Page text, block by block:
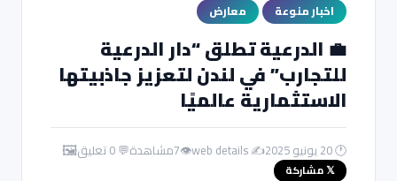
اخبار منوعة معارض
💼 الدرعية تطلق “دار الدرعية
للتجارب” في لندن لتعزيز جاذبيتها
الاستثمارية عالميًا
🕐 20 يونيو 2025 ✍️ web details
👁
7مشاهدة💬 0 تعليق 🖼️
𝕏 مشاركة